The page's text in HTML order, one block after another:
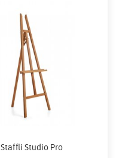
Staffli Studio Pro